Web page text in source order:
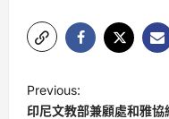
o
Previous:
印尼文教部兼顧處和雅